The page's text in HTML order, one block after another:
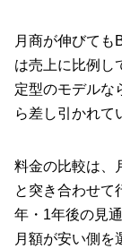
月商が伸びても
は売上に比例し
定型のモデルな
ら差し引かれて
料金の比較は、
と突き合わせて
年・1年後の見
月額が安い側を